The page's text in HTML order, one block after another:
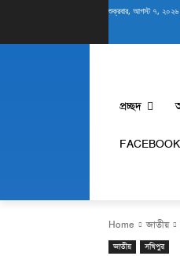
শুক্রবার, আগস্ট ৭, ২০২৬
প্রচ্ছদ
Home জাতীয়
জাতীয় সখিপুর